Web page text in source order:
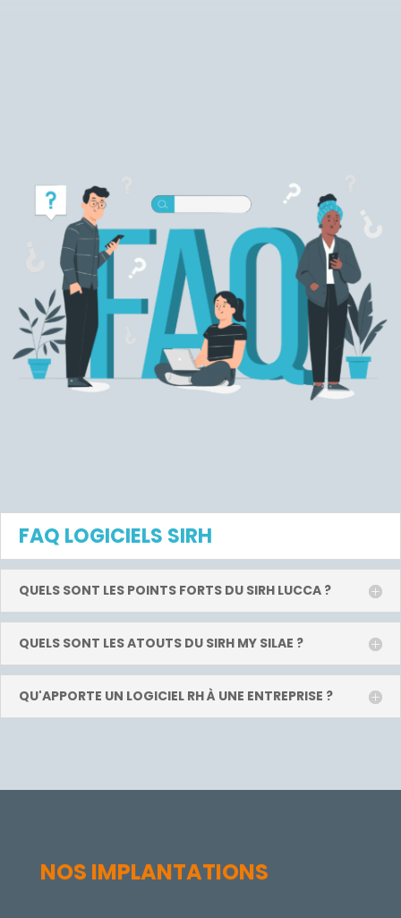
FAQ LOGICIELS SIRH
QUELS SONT LES POINTS FORTS DU SIRH LUCCA ?
QUELS SONT LES ATOUTS DU SIRH MY SILAE ?
QU'APPORTE UN LOGICIEL RH À UNE ENTREPRISE ?
NOS IMPLANTATIONS